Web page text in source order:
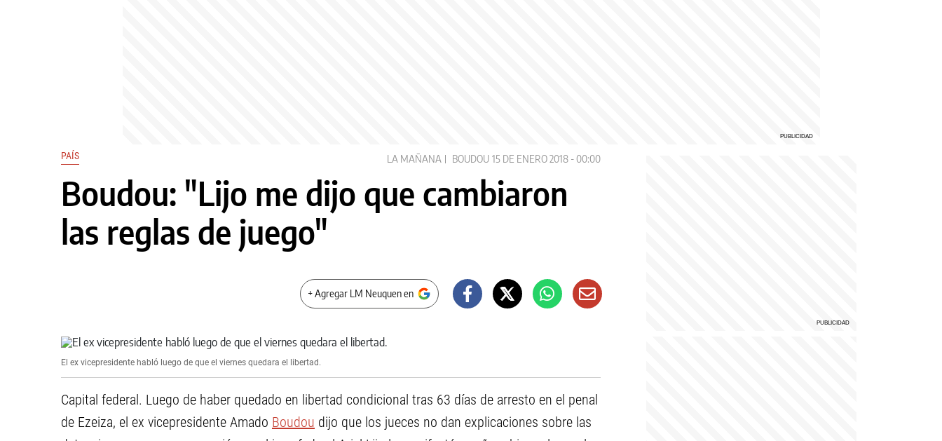
PAÍS LA MAÑANA BOUDOU 15 DE ENERO 2018 - 00:00
Boudou: "Lijo me dijo que cambiaron
las reglas de juego"
+ Agregar LM Neuquen en
El ex vicepresidente habló luego de que el viernes quedara el libertad.
Capital federal. Luego de haber quedado en libertad condicional tras 63 días de arresto en el penal
de Ezeiza, el ex vicepresidente Amado Boudou dijo que los jueces no dan explicaciones sobre las